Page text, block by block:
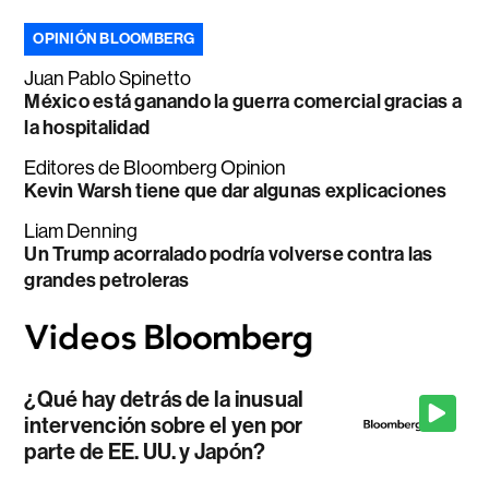
OPINIÓN BLOOMBERG
Juan Pablo Spinetto
México está ganando la guerra comercial gracias a
la hospitalidad
Editores de Bloomberg Opinion
Kevin Warsh tiene que dar algunas explicaciones
Liam Denning
Un Trump acorralado podría volverse contra las
grandes petroleras
¿Qué hay detrás de la inusual
intervención sobre el yen por
parte de EE. UU. y Japón?